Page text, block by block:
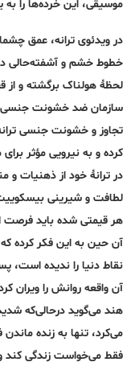
موسیقی،‌ این خرده‌ها را
در ویدئوی ترانه، عمق
خطوط خشم و آشفته‌حالی
لحظۀ هولناک برگشته و از
تجاوز و خشونت جنسی
کرده و به نیرویی مؤثر
در ترانۀ خود از ذهنیات و
لطافت و شیرینی
هر قیمتی شده باید فرصت
آن حین به این فکر کرده
نقاط دنیا را ندیده است،
آن واقعه روانش را ویران
هند می‌گوید در‌حالی‌که
می‌کرد، تنها به زنده
فقط می‌خواست زندگی کند